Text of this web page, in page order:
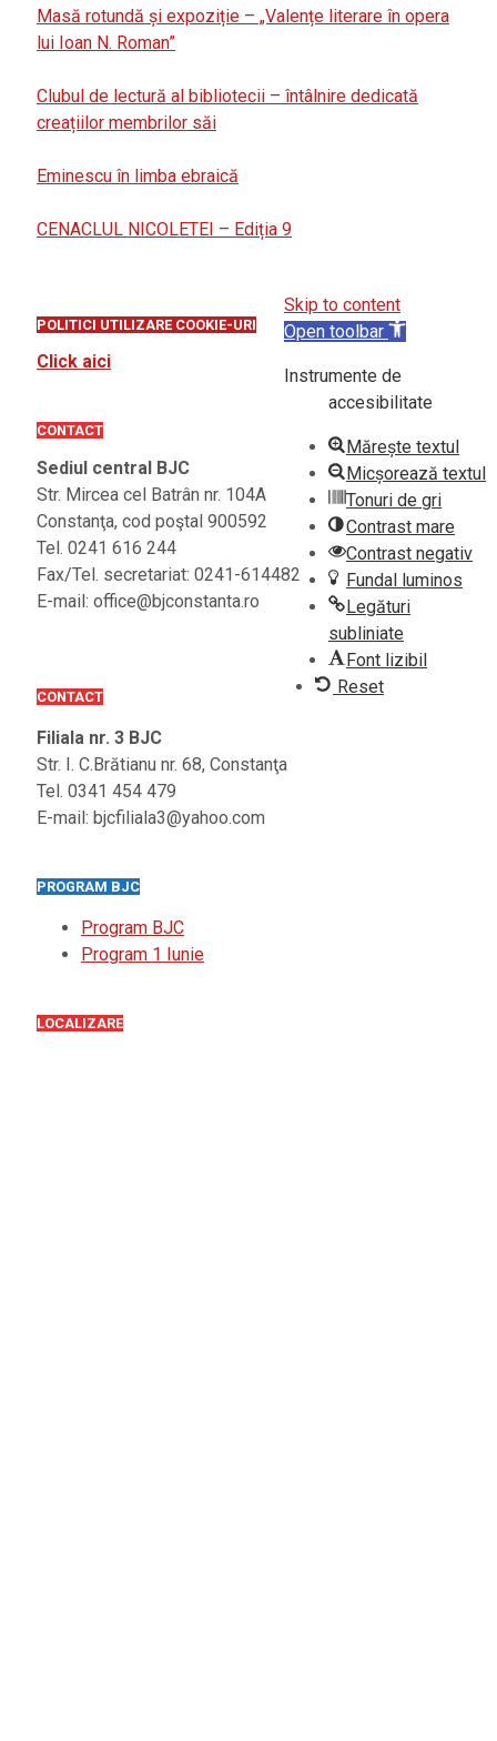
Masă rotundă și expoziție – „Valențe literare în opera
lui Ioan N. Roman”
Clubul de lectură al bibliotecii – întâlnire dedicată
creațiilor membrilor săi
Eminescu în limba ebraică
CENACLUL NICOLETEI – Ediția 9
POLITICI UTILIZARE COOKIE-URI
Click aici
CONTACT
Sediul central BJC
Str. Mircea cel Batrân nr. 104A
Constanţa, cod poştal 900592
Tel. 0241 616 244
Fax/Tel. secretariat: 0241-614482
E-mail: office@bjconstanta.ro
CONTACT
Filiala nr. 3 BJC
Str. I. C.Brătianu nr. 68, Constanţa
Tel. 0341 454 479
E-mail: bjcfiliala3@yahoo.com
PROGRAM BJC
Program BJC
Program 1 Iunie
LOCALIZARE
Skip to content
Open toolbar
Instrumente de
accesibilitate
Mărește textul
Micșorează textul
Tonuri de gri
Contrast mare
Contrast negativ
Fundal luminos
Legături
subliniate
Font lizibil
Reset